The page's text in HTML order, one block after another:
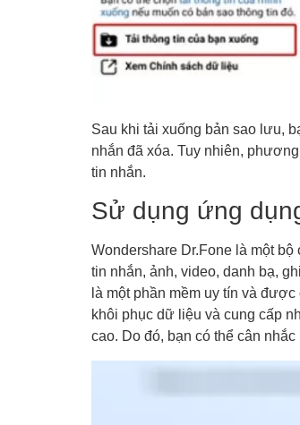
Sau khi tải xuống bản sao lưu,
nhắn đã xóa. Tuy nhiên,
tin nhắn.
Sử dụng ứng
Wondershare Dr.Fone là một
tin nhắn, ảnh, video, danh bạ,
là một phần mềm uy tín và
khôi phục dữ liệu và cung cấp
cao. Do đó, bạn có thể cân nhắc